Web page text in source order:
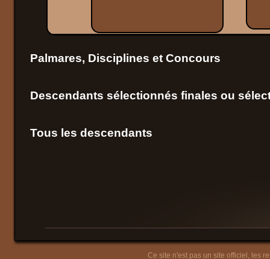
Palmares, Disciplines et Concours
Descendants sélectionnés finales ou
Tous les descendants
Ce site n'est pas un site officiel, les